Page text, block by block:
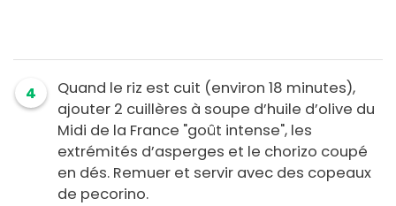
4
Quand le riz est cuit (environ 18 minutes),
ajouter 2 cuillères à soupe d’huile d’olive du
Midi de la France "goût intense", les
extrémités d’asperges et le chorizo coupé
en dés. Remuer et servir avec des copeaux
de pecorino.